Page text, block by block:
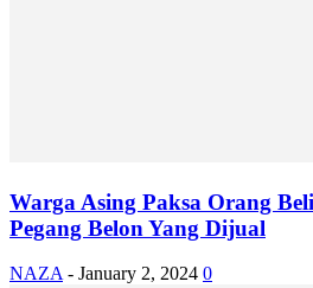
Warga Asing Paksa Orang
Pegang Belon Yang Dijual
NAZA - January 2, 2024 0